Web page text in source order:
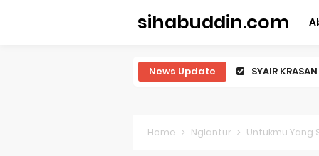
sihabuddin.com
News Update lirik teks
qasidah
Home Nglantur Untukmu Yang